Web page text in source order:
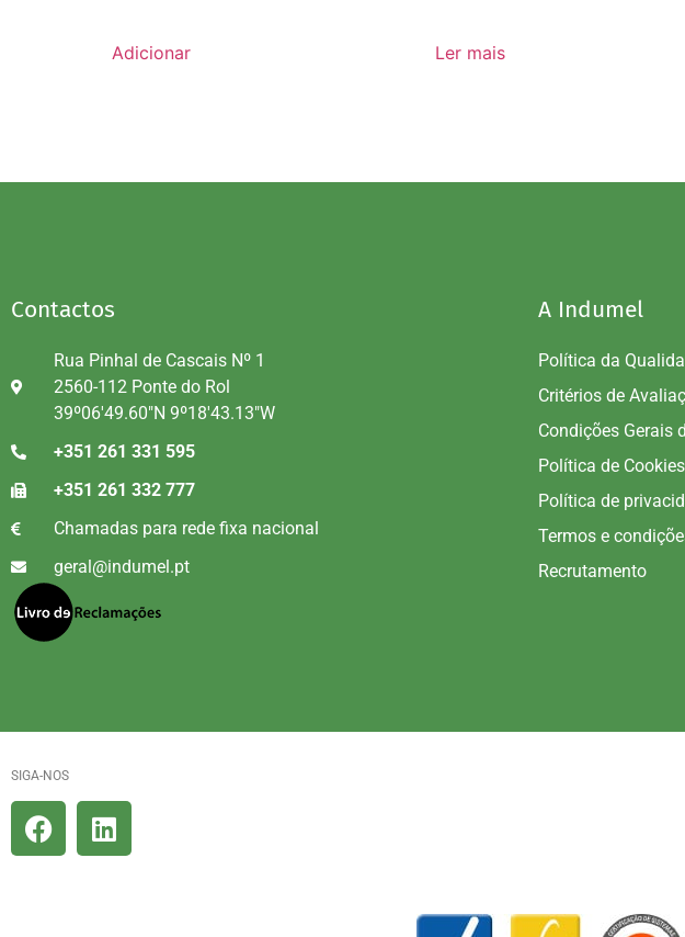
Adicionar Ler mais
Contactos
Rua Pinhal de Cascais Nº 1
2560-112 Ponte do Rol
39º06'49.60"N 9º18'43.13"W
+351 261 331 595
+351 261 332 777
Chamadas para rede fixa nacional
geral@indumel.pt
A Indumel
Política da
Critérios de
Condições Gerais
Política de Cookies
Política de
Termos e
Recrutamento
SIGA-NOS